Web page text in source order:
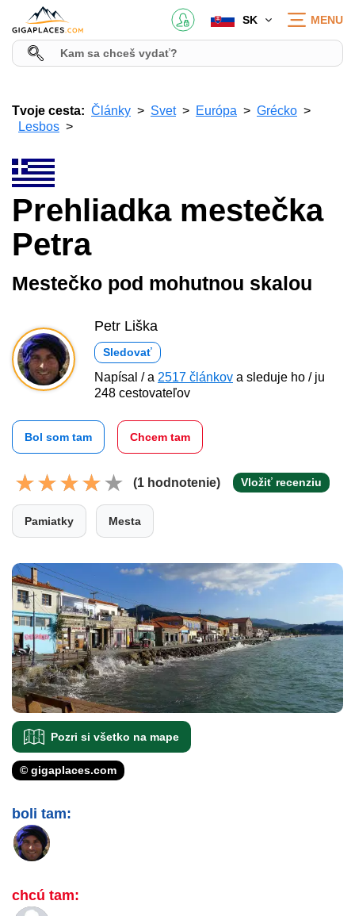
SK MENU
Tvoje cesta: Články Svet Európa
Grécko
Lesbos
Prehliadka mestečka
Petra
Mestečko pod mohutnou skalou
Petr Liška
Sledovať
Napísal / a 2517 článkov a sleduje ho / ju
248 cestovateľov
Bol som tam Chcem tam
(1 hodnotenie) Vložiť recenziu
Pamiatky Mesta
Pozri si všetko na mape
© gigaplaces.com
boli tam:
chcú tam: